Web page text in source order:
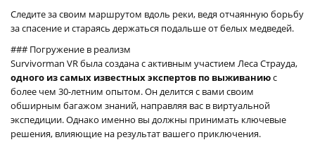
Следите за своим маршрутом вдоль реки, ведя отчаянную борьбу
за спасение и стараясь держаться подальше от белых медведей.
### Погружение в реализм
Survivorman VR была создана с активным участием Леса Страуда,
одного из самых известных экспертов по выживаниюс
более чем 30-летним опытом. Он делится с вами своим
обширным багажом знаний, направляя вас в виртуальной
экспедиции. Однако именно вы должны принимать ключевые
решения, влияющие на результат вашего приключения.